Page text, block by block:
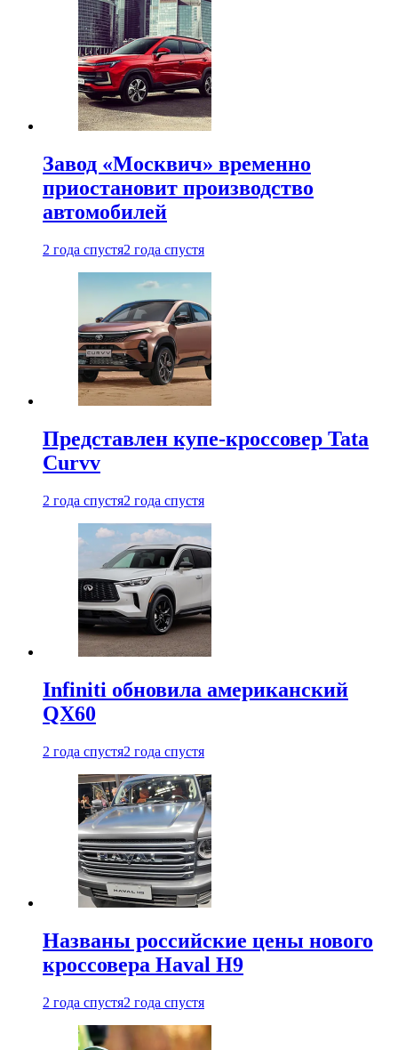
Завод «Москвич» временно
приостановит производство
автомобилей
2 года спустя2 года спустя
Представлен купе-кроссовер Tata
Curvv
2 года спустя2 года спустя
Infiniti обновила американский
QX60
2 года спустя2 года спустя
Названы российские цены нового
кроссовера Haval H9
2 года спустя2 года спустя